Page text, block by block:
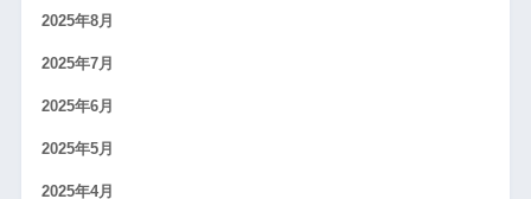
2025年8月
2025年7月
2025年6月
2025年5月
2025年4月